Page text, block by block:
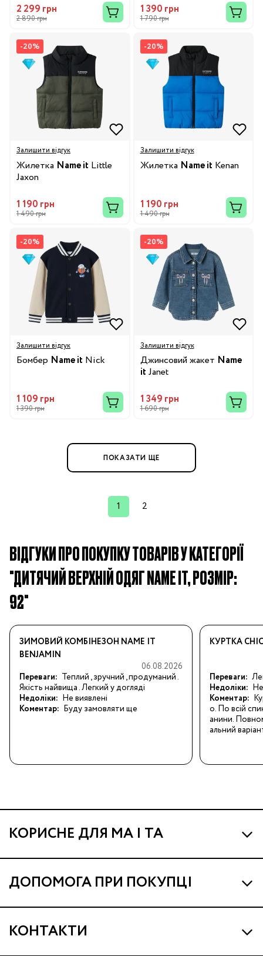
2 299 грн
2 890 грн
1 390 грн
1 790 грн
-20%
Залишити відгук
Жилетка Name it Little
Jaxon
1 190 грн
1 490 грн
-20%
Залишити відгук
Жилетка Name it Kenan
1 190 грн
1 490 грн
-20%
Залишити відгук
Бомбер Name it Nick
1 109 грн
1 390 грн
-20%
Залишити відгук
Джинсовий жакет Name
it Janet
1 349 грн
1 690 грн
ПОКАЗАТИ ЩЕ
1 2
ВІДГУКИ ПРО ПОКУПКУ ТОВАРІВ У КАТЕГОРІЇ
"ДИТЯЧИЙ ВЕРХНІЙ ОДЯГ NAME IT, РОЗМІР:
92"
ЗИМОВИЙ КОМБІНЕЗОН NAME IT
BENJAMIN
06.08.2026
Переваги: Теплий , зручний , продуманий .
Якість найвища . Легкий у догляді
Недоліки: Не виявлені
Коментар: Буду замовляти ще
КУРТКА
Переваги:
Недоліки:
Коментар:
о. По всій
анини.
альний
КОРИСНЕ ДЛЯ МА І ТА
Про МА та Маминих Асистентів
Програма Ма Кешбек
Ма Клуб
Подарункові сертифікати
ДОПОМОГА ПРИ ПОКУПЦІ
Наші магазини
Доставка і оплата
КОНТАКТИ